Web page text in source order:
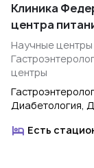
Клиника
центра
Научные
центры
Диабетология,
Есть